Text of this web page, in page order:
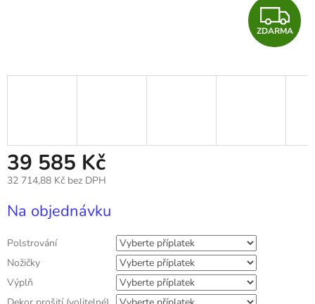
Z
D
A
ZDARMA
39 585 Kč
32 714,88 Kč bez DPH
cena:
Na objednávku
Polstrování
Nožičky
Výplň